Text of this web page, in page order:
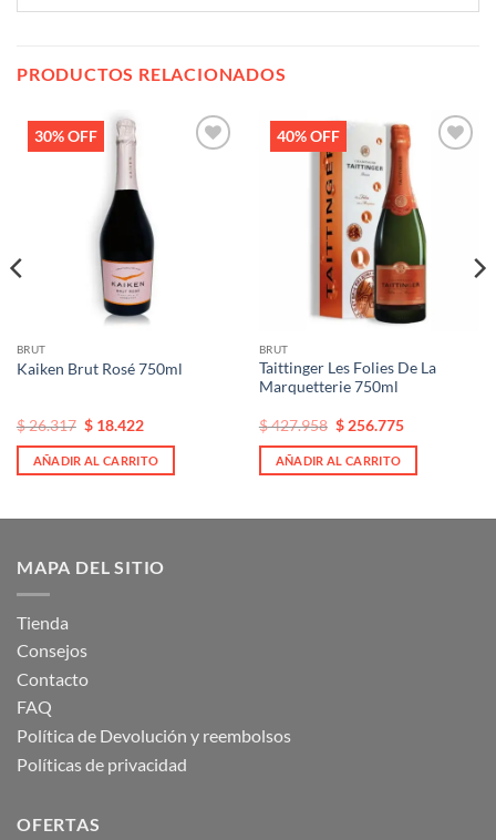
PRODUCTOS RELACIONADOS
30% OFF
BRUT
Kaiken Brut Rosé 750ml
El
precio
original
era:
$26.317 El
actual
es:
$18.422
AÑADIR AL CARRITO
40% OFF
BRUT
Taittinger Les Folies De La
Marquetterie 750ml
El
precio
original
era:
$427.958 El
actual
es:
$256.775
AÑADIR AL CARRITO
MAPA DEL SITIO
Tienda
Consejos
Contacto
FAQ
Política de Devolución y reembolsos
Políticas de privacidad
OFERTAS